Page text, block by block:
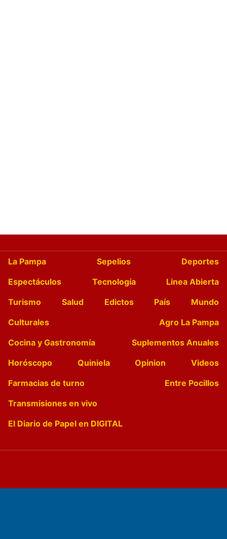
La Pampa Sepelios
Deportes
Espectáculos
Tecnología
Linea Abierta
Turismo
Salud Edictos País
Mundo
Culturales
Agro La Pampa
Cocina y Gastronomía
Suplementos Anuales
Horóscopo
Quiniela Opinion
Videos
Farmacias de turno
Entre Pocillos
Transmisiones en vivo
El Diario de Papel en DIGITAL